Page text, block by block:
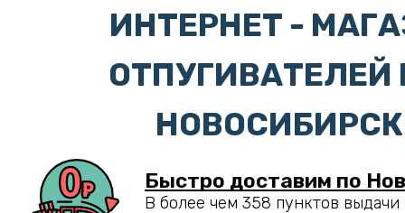
ИНТЕРНЕТ -
ОТПУГИВАТЕЛЕЙ
Быстро доставим по
В более чем 358 пунктов выдачи